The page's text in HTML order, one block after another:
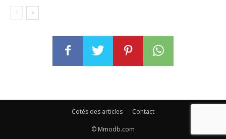
Cotés des articles Contact
© Mmodb.com